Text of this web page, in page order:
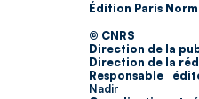
Édition Paris
© CNRS
Direction de la
Direction de la
Responsable
Nadir